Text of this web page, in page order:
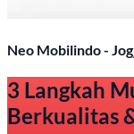
Neo Mobilindo -
3 Langkah
Berkualitas